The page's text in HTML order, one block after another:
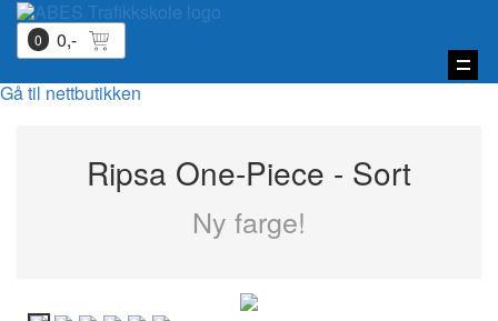
0
0,-
Vis
Gå til nettbutikken
Ripsa One-Piece - Sort
Ny farge!